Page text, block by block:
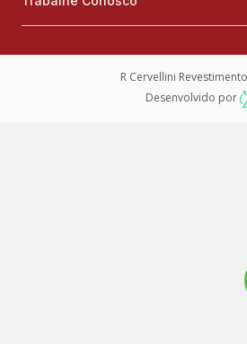
R Cervellini
Desenvolvido por